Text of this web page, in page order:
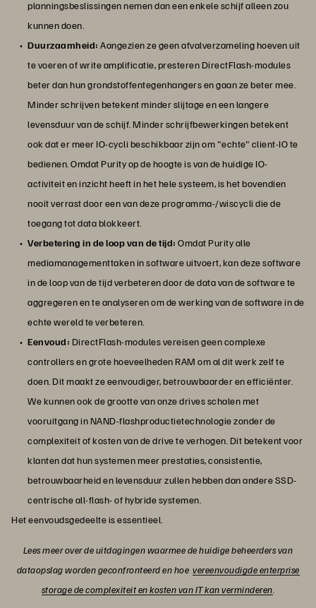
planningsbeslissingen nemen dan een enkele schijf alleen zou
kunnen doen.
Duurzaamheid: Aangezien ze geen afvalverzameling hoeven uit
te voeren of write amplificatie, presteren DirectFlash-modules
beter dan hun grondstoffentegenhangers en gaan ze beter mee.
Minder schrijven betekent minder slijtage en een langere
levensduur van de schijf. Minder schrijfbewerkingen betekent
ook dat er meer IO-cycli beschikbaar zijn om "echte" client-IO te
bedienen. Omdat Purity op de hoogte is van de huidige IO-
activiteit en inzicht heeft in het hele systeem, is het bovendien
nooit verrast door een van deze programma-/wiscycli die de
toegang tot data blokkeert.
Verbetering in de loop van de tijd: Omdat Purity alle
mediamanagementtaken in software uitvoert, kan deze software
in de loop van de tijd verbeteren door de data van de software te
aggregeren en te analyseren om de werking van de software in de
echte wereld te verbeteren.
Eenvoud: DirectFlash-modules vereisen geen complexe
controllers en grote hoeveelheden RAM om al dit werk zelf te
doen. Dit maakt ze eenvoudiger, betrouwbaarder en efficiënter.
We kunnen ook de grootte van onze drives schalen met
vooruitgang in NAND-flashproductietechnologie zonder de
complexiteit of kosten van de drive te verhogen. Dit betekent voor
klanten dat hun systemen meer prestaties, consistentie,
betrouwbaarheid en levensduur zullen hebben dan andere SSD-
centrische all-flash- of hybride systemen.
Het eenvoudsgedeelte is essentieel.
Lees meer over de uitdagingen waarmee de huidige beheerders van
dataopslag worden geconfronteerd en hoe vereenvoudigde enterprise
storage de complexiteit en kosten van IT kan verminderen.